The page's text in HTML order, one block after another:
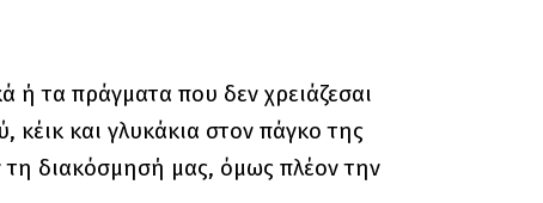
ή τα πράγματα που δεν χρειάζεσαι
κέικ και γλυκάκια στον πάγκο της
τη διακόσμησή μας, όμως πλέον την